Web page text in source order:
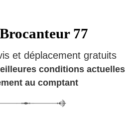
77
et déplacement gratuits
conditions actuelles
au comptant